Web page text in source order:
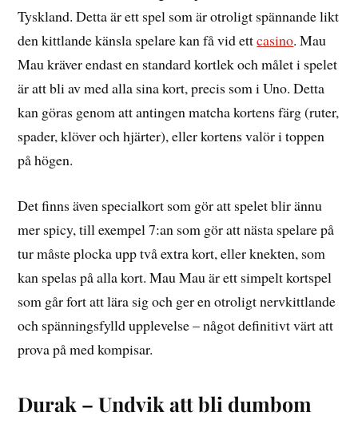
Tyskland. Detta är ett spel som är otroligt spännande likt
den kittlande känsla spelare kan få vid ettcasino. Mau
Mau kräver endast en standard kortlek och målet i spelet
är att bli av med alla sina kort, precis som i Uno. Detta
kan göras genom att antingen matcha kortens färg (ruter,
spader, klöver och hjärter), eller kortens valör i toppen
på högen.
Det finns även specialkort som gör att spelet blir ännu
mer spicy, till exempel 7:an som gör att nästa spelare på
tur måste plocka upp två extra kort, eller knekten, som
kan spelas på alla kort. Mau Mau är ett simpelt kortspel
som går fort att lära sig och ger en otroligt nervkittlande
och spänningsfylld upplevelse – något definitivt värt att
prova på med kompisar.
Durak – Undvik att bli dumbom